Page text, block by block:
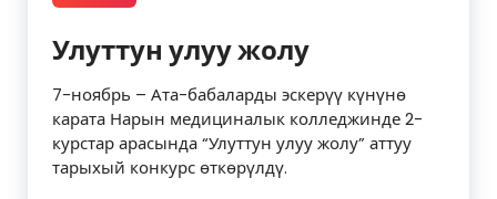
Улуттун улуу жолу
7-ноябрь – Ата-бабаларды эскерүү күнүнө
карата Нарын медициналык колледжинде 2-
курстар арасында “Улуттун улуу жолу” аттуу
тарыхый конкурс өткөрүлдү.